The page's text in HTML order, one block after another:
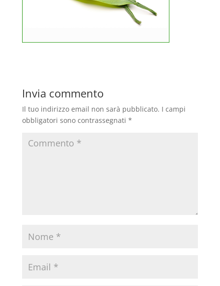
Invia commento
Il tuo indirizzo email non sarà pubblicato. I campi
obbligatori sono contrassegnati *